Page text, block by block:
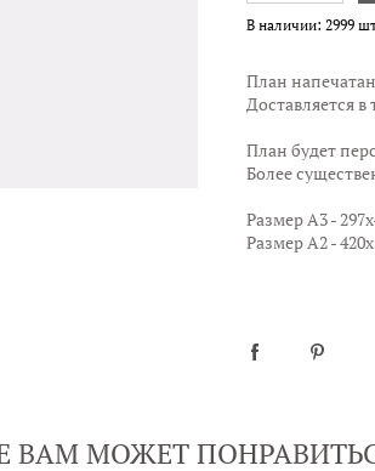
В наличии: 2999
План
Доставляется в
План будет
Более
Размер А3 -
Размер А2 -
ВАМ МОЖЕТ